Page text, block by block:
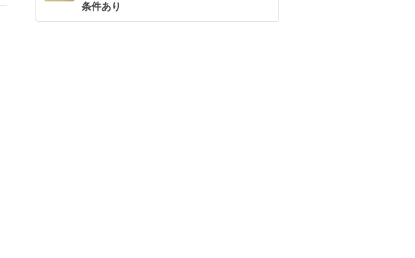
条件あり